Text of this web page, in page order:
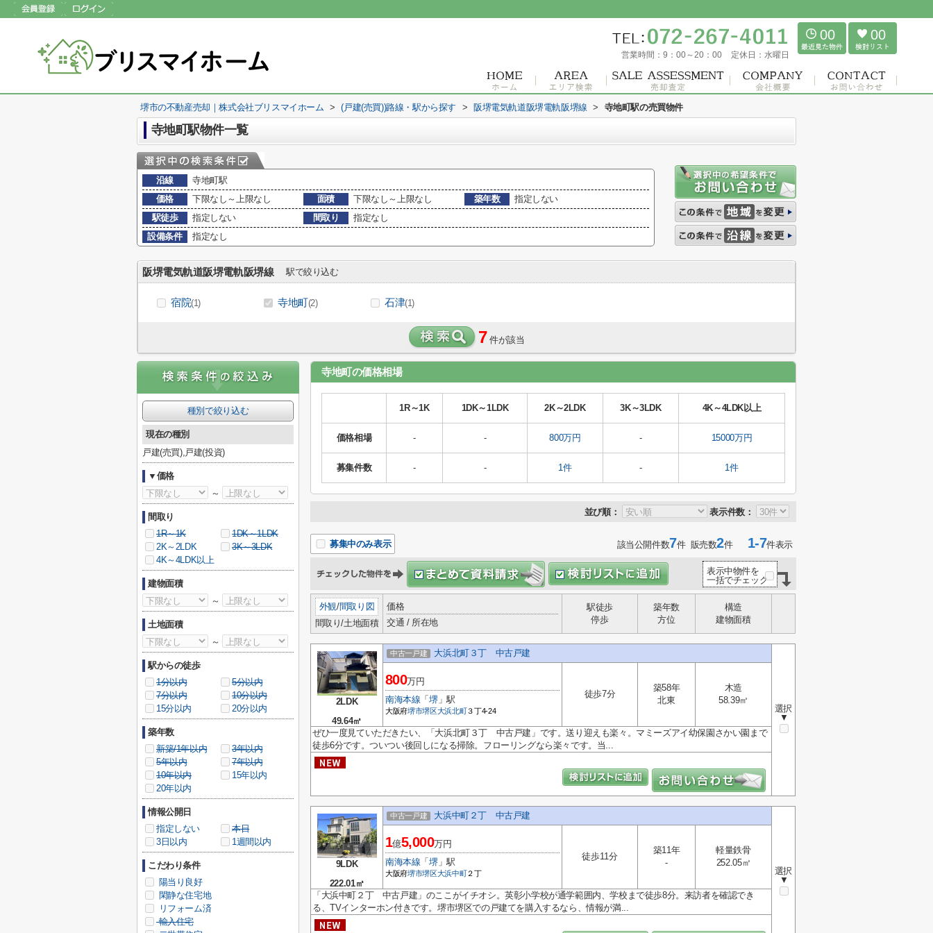
営業時間： 9：00～20：00 定休日： 水曜日
00 00
堺市の不動産売却｜株式会社ブリスマイホーム > (戸建(売買))路線・駅から探す > 阪堺電気軌道阪堺電軌阪堺線 > 寺地町駅の売買物件
寺地町駅物件一覧
沿線
寺地町駅
価格
下限なし～上限なし 面積 下限なし～上限なし 築年数
指定しない
駅徒歩
指定しない 間取り
指定なし
設備条件
指定なし
阪堺電気軌道阪堺電軌阪堺線 駅で絞り込む
宿院(1) 寺地町(2) 石津(1)
7 件が該当
寺地町の価格相場
1R～1K 1DK～1LDK 2K～2LDK 3K～3LDK 4K～4LDK以上
価格相場 - - 800万円 - 15000万円
募集件数 - - 1件 - 1件
並び順： 表示件数：
募集中のみ表示 該当公開件数7件 販売数2件1-7件表示
表示中物件を
一括でチェック
外観/間取り図
間取り/土地面積
価格
交通 / 所在地
駅徒歩
停歩
築年数
方位
構造
建物面積
2LDK
49.64㎡
中古一戸建 大浜北町３丁 中古戸建
選択
▼
800万円
南海本線 「堺」駅
大阪府堺市堺区大浜北町３丁4-24
徒歩7分
築58年
北東
木造
58.39㎡
ぜひ一度見ていただきたい、「大浜北町３丁 中古戸建」です。送り迎えも楽々。マミーズアイ幼保園さかい園まで
徒歩6分です。ついつい後回しになる掃除。フローリングなら楽々です。当...
9LDK
222.01㎡
中古一戸建 大浜中町２丁 中古戸建
選択
▼
1億5,000万円
南海本線 「堺」駅
大阪府堺市堺区大浜中町 ２丁
徒歩11分
築11年
-
軽量鉄骨
252.05㎡
「大浜中町２丁 中古戸建」のここがイチオシ。英彰小学校が通学範囲内、学校まで徒歩8分。来訪者を確認でき
る、TVインターホン付きです。堺市堺区での戸建てを購入するなら、情報が満...
種別で絞り込む
現在の種別
戸建(売買),戸建(投資)
▼価格
～
間取り
1R～1K
1DK～1LDK
2K～2LDK
3K～3LDK
4K～4LDK以上
建物面積
～
土地面積
～
駅からの徒歩
1分以内
5分以内
7分以内
10分以内
15分以内
20分以内
築年数
新築/1年以内
3年以内
5年以内
7年以内
10年以内
15年以内
20年以内
情報公開日
指定しない
本日
3日以内
1週間以内
こだわり条件
陽当り良好
閑静な住宅地
リフォーム済
輸入住宅